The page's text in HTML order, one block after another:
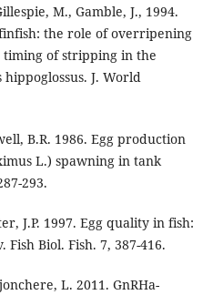
M., Gamble, J., 1994.
the role of overripening
of stripping in the
J. World
B.R. 1986. Egg production
L.) spawning in tank
293.
J.P. 1997. Egg quality in fish:
Fish Biol. Fish. 7, 387-416.
L. 2011. GnRHa-